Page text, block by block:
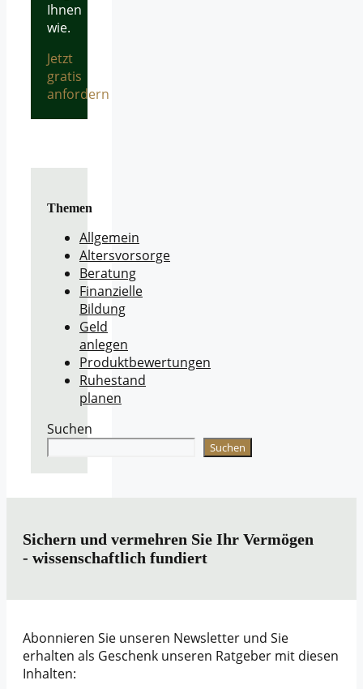
Ihnen
wie.
Jetzt
gratis
anfordern
Themen
Allgemein
Altersvorsorge
Beratung
Finanzielle
Bildung
Geld
anlegen
Produktbewertungen
Ruhestand
planen
Suchen
Suchen
Sichern und vermehren Sie Ihr Vermögen
- wissenschaftlich fundiert
Abonnieren Sie unseren Newsletter und Sie
erhalten als Geschenk unseren Ratgeber mit diesen
Inhalten: